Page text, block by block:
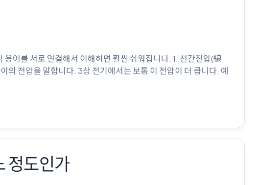
. 각 용어를 서로 연결해서 이해하면 훨씬 쉬워집니다. 1. 선간전압(線
전압을 말합니다. 3상 전기에서는 보통 이 전압이 더 큽니다. 예